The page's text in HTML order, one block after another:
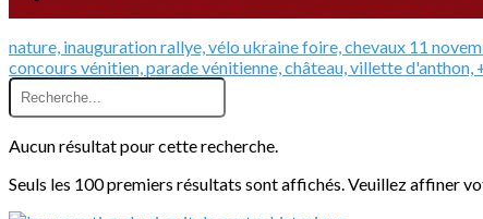
nature, inaugurationrallye, vélo ukrainefoire, chevaux 11
concours vénitien, parade vénitienne, château, villette d'anthon,
Aucun résultat pour cette recherche.
Seuls les 100 premiers résultats sont affichés. Veuillez affiner